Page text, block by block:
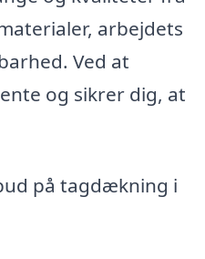
arbejdets
Ved at
og sikrer dig, at
på tagdækning i